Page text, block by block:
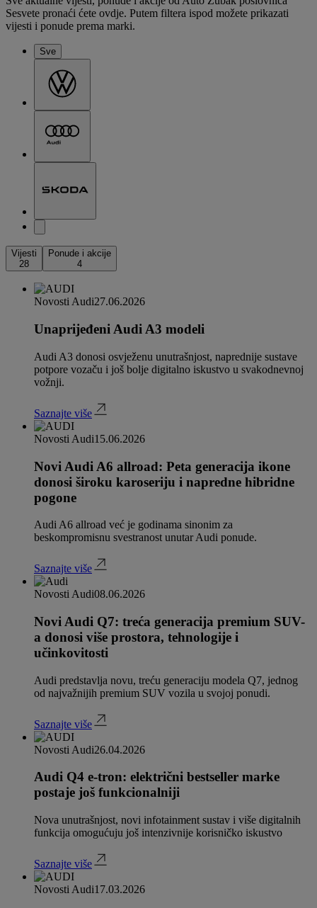
Sesvete pronaći ćete ovdje. Putem filtera ispod možete prikazati
vijesti i ponude prema marki.
Sve
Vijesti
28
Ponude i akcije
4
Novosti Audi27.06.2026
Unaprijeđeni Audi A3 modeli
Audi A3 donosi osvježenu unutrašnjost, naprednije sustave
potpore vozaču i još bolje digitalno iskustvo u svakodnevnoj
vožnji.
Saznajte više
Novosti Audi15.06.2026
Novi Audi A6 allroad: Peta generacija ikone
donosi široku karoseriju i napredne hibridne
pogone
Audi A6 allroad već je godinama sinonim za
beskompromisnu svestranost unutar Audi ponude.
Saznajte više
Novosti Audi08.06.2026
Novi Audi Q7: treća generacija premium SUV-
a donosi više prostora, tehnologije i
učinkovitosti
Audi predstavlja novu, treću generaciju modela Q7, jednog
od najvažnijih premium SUV vozila u svojoj ponudi.
Saznajte više
Novosti Audi26.04.2026
Audi Q4 e-tron: električni bestseller marke
postaje još funkcionalniji
Nova unutrašnjost, novi infotainment sustav i više digitalnih
funkcija omogućuju još intenzivnije korisničko iskustvo
Saznajte više
Novosti Audi17.03.2026